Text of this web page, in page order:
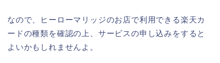
なので、ヒーローマリッジのお店で利用できる楽天カ
ードの種類を確認の上、サービスの申し込みをすると
よいかもしれませんよ。